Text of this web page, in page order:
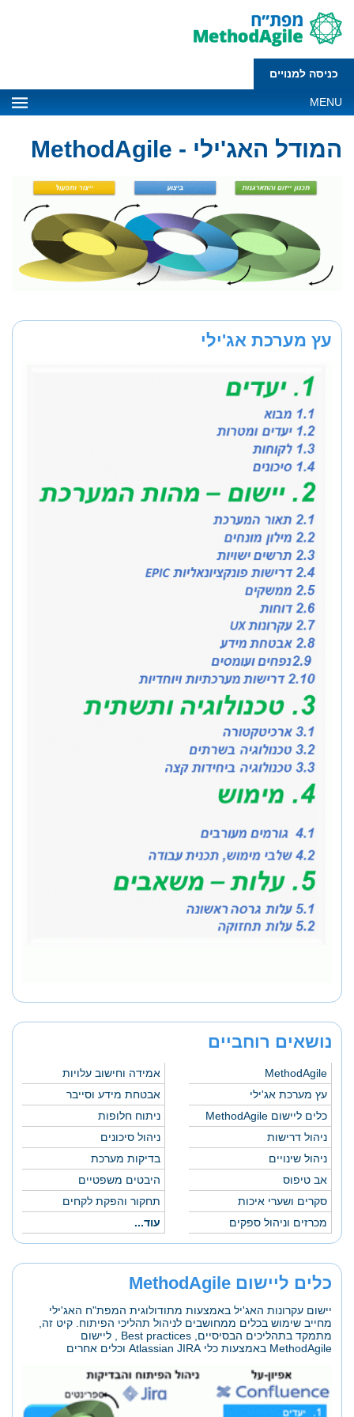
כניסה למנויים
MENU
המודל האג'ילי - MethodAgile
עץ מערכת אג'ילי
נושאים רוחביים
MethodAgile
עץ מערכת אג'ילי
כלים ליישום MethodAgile
ניהול דרישות
ניהול שינויים
אב טיפוס
סקרים ושערי איכות
מכרזים וניהול ספקים
אמידה וחישוב עלויות
אבטחת מידע וסייבר
ניתוח חלופות
ניהול סיכונים
בדיקות מערכת
היבטים משפטיים
תחקור והפקת לקחים
עוד...
כלים ליישום MethodAgile
יישום עקרונות האג'יל באמצעות מתודולוגית המפת"ח האג'ילי
מחייב שימוש בכלים ממחושבים לניהול תהליכי הפיתוח. קיט זה,
מתמקד בתהליכים הבסיסיים, Best practices , ליישום
MethodAgile באמצעות כלי Atlassian JIRA וכלים אחרים